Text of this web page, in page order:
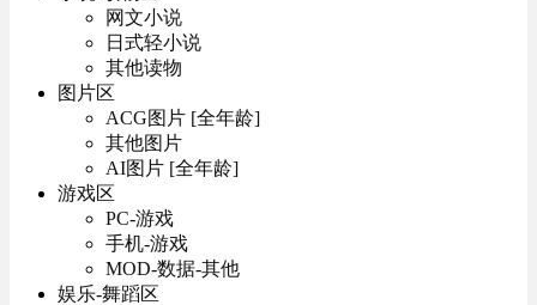
网文小说
日式轻小说
其他读物
图片区
ACG图片 [全年龄]
其他图片
AI图片 [全年龄]
游戏区
PC-游戏
手机-游戏
MOD-数据-其他
娱乐-舞蹈区